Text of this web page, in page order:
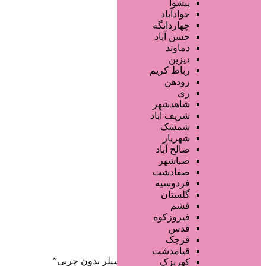
تجهیزات سالن زیبایی
محصولات پوست
محصولات مو
خدمات دندانپزشکی
ماساژ و اسپا
سایر خدمات
پیشوا
جوادآباد
چهاردانگه
حسن آباد
دماوند
دیزین
رباط کریم
رودهن
ری
شاهدشهر
شریف آباد
شمشک
شهریار
صالح آباد
صباشهر
صفادشت
فردوسیه
گلستان
فشم
فیروزکوه
قدس
قرچک
قیامدشت
کهریزک
صفحه اصلی
آگهی انبوه
طراحی سایت
صفحه اختصاصی
لیست سایتهای تبلیغاتی
دسته‌بندی‌ها
/ محصولات برچسب خورده “کانسیلر بدون چربی”